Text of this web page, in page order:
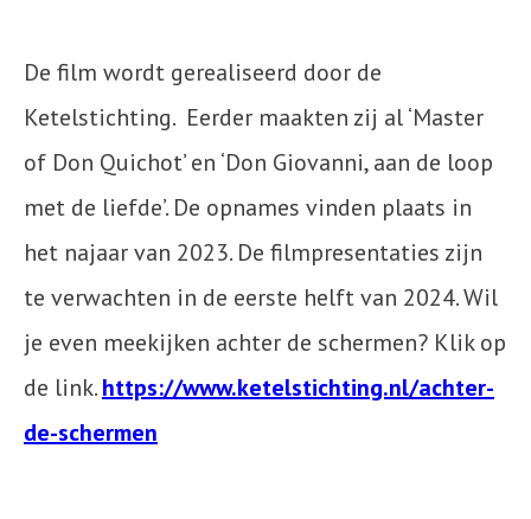
De film wordt gerealiseerd door de
Ketelstichting. Eerder maakten zij al‘Master
of Don Quichot’ en ‘Don Giovanni, aan de loop
met de liefde’. De opnames vinden plaats in
het najaar van 2023. De filmpresentaties zijn
te verwachten in de eerste helft van 2024. Wil
je even meekijken achter de schermen? Klik op
de link.https://www.ketelstichting.nl/achter-
de-schermen